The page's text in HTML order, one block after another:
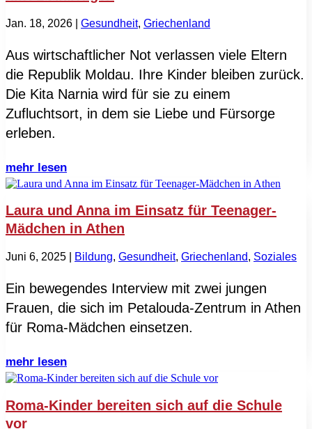
Jan. 18, 2026 Gesundheit, Griechenland
Aus wirtschaftlicher Not verlassen viele Eltern
die Republik Moldau. Ihre Kinder bleiben zurück.
Die Kita Narnia wird für sie zu einem
Zufluchtsort, in dem sie Liebe und Fürsorge
erleben.
mehr lesen
Laura und Anna im Einsatz für Teenager-
Mädchen in Athen
Juni 6, 2025 Bildung, Gesundheit, Griechenland, Soziales
Ein bewegendes Interview mit zwei jungen
Frauen, die sich im Petalouda-Zentrum in Athen
für Roma-Mädchen einsetzen.
mehr lesen
Roma-Kinder bereiten sich auf die Schule
vor